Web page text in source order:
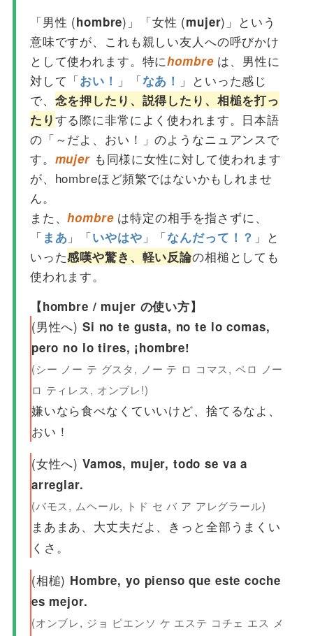
「男性 (hombre)」「女性 (mujer)」という
意味ですが、これも親しい友人への呼びかけ
として使われます。特にhombreは、男性に
対して「おい！ 」「なあ！ 」といった感じ
で、 念を押したり、説得したり、相槌を打っ
たりする際に非常によく使われます。日本語
の「～だよ、おい！」のようなニュアンスで
す。 mujerも同様に女性に対して使われます
が、hombreほど頻繁ではないかもしれませ
ん。
また、hombreは特定の相手を指さずに、
「 まあ 」「いやはや 」「なんだって！？ 」と
いった感嘆や驚き、軽い反論の相槌としても
使われます。
【hombre / mujer の使い方】
(男性へ)Si no te gusta, no te lo comas,
pero no lo tires, ¡hombre!
(シー ノー テ グスタ, ノー テ ロ コマス, ペロ ノー
ロ ティレス, オンブレ!)
嫌いなら食べなくていいけど、捨てるなよ、
おい！
(女性へ)Vamos, mujer, todo se va a
arreglar.
(バモス, ムヘール, トド セ バ ア アレグラール)
まあまあ、大丈夫だよ、きっと全部うまくい
くさ。
(相槌) Hombre, yo pienso que este coche
es mejor.
(オンブレ, ジョ ピエンソ ケ エステ コチェ エス メ